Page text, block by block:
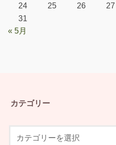
24
25 26 27
31
« 5月
カテゴリー